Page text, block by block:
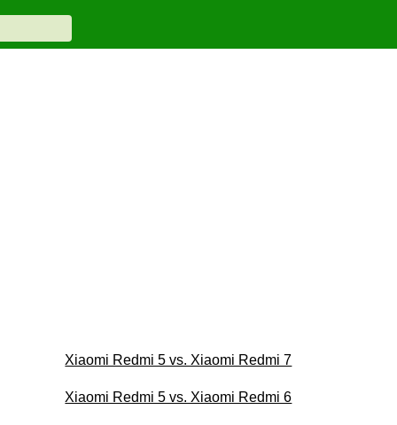
Xiaomi Redmi 5 vs. Xiaomi Redmi 7
Xiaomi Redmi 5 vs. Xiaomi Redmi 6